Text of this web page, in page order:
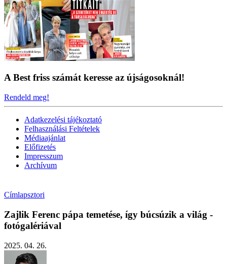
A Best friss számát keresse az újságosoknál!
Rendeld meg!
Adatkezelési tájékoztató
Felhasználási Feltételek
Médiaajánlat
Előfizetés
Impresszum
Archívum
Címlapsztori
Zajlik Ferenc pápa temetése, így búcsúzik a világ -
fotógalériával
2025. 04. 26.